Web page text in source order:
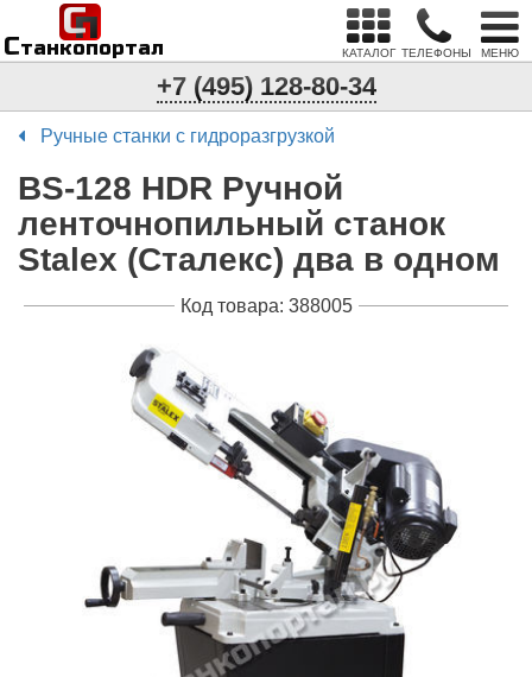
Станкопортал
п
С
КАТАЛОГ ТЕЛЕФОНЫ МЕНЮ
+7 (495) 128-80-34
Ручные станки с гидроразгрузкой
BS-128 HDR Ручной
ленточнопильный станок
Stalex (Сталекс) два в одном
Код товара: 388005